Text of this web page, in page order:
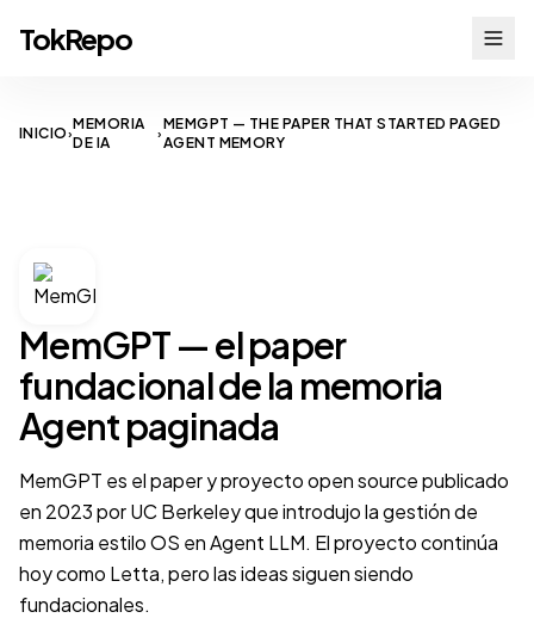
TokRepo
INICIO›
MEMORIA
DE IA
›
MEMGPT — THE PAPER THAT STARTED PAGED
AGENT MEMORY
MemGPT — el paper
fundacional de la memoria
Agent paginada
MemGPT es el paper y proyecto open source publicado
en 2023 por UC Berkeley que introdujo la gestión de
memoria estilo OS en Agent LLM. El proyecto continúa
hoy como Letta, pero las ideas siguen siendo
fundacionales.